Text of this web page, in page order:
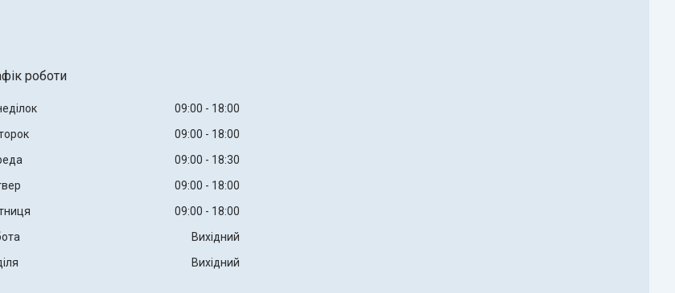
роботи
09:00
18:00
09:00
18:00
09:00
18:30
09:00
18:00
09:00
18:00
Вихідний
Вихідний